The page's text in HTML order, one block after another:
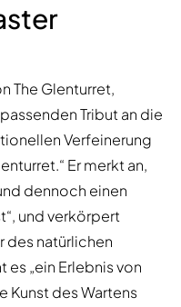
The Glenturret,
Tribut an die
Verfeinerung
Er merkt an,
dennoch einen
und verkörpert
des natürlichen
es „ein Erlebnis von
Kunst des Wartens